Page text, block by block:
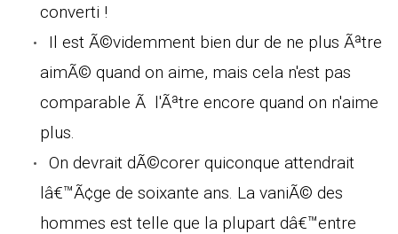
converti !
Il est Ã©videmment bien dur de ne plus Ãªtre
aimÃ© quand on aime, mais cela n'est pas
comparable Ã l'Ãªtre encore quand on n'aime
plus.
On devrait dÃ©corer quiconque attendrait
lâ€™Ã¢ge de soixante ans. La vaniÃ© des
hommes est telle que la plupart dâ€™entre